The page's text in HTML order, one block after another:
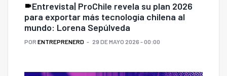
Entrevista| ProChile revela su plan 2026
para exportar más tecnología chilena al
mundo: Lorena Sepúlveda
POR ENTREPRENERD 29 DE MAYO 2026 - 00:00